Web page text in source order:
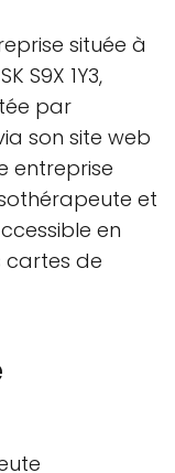
située à
S9X 1Y3,
par
son site web
entreprise
et
en
cartes de